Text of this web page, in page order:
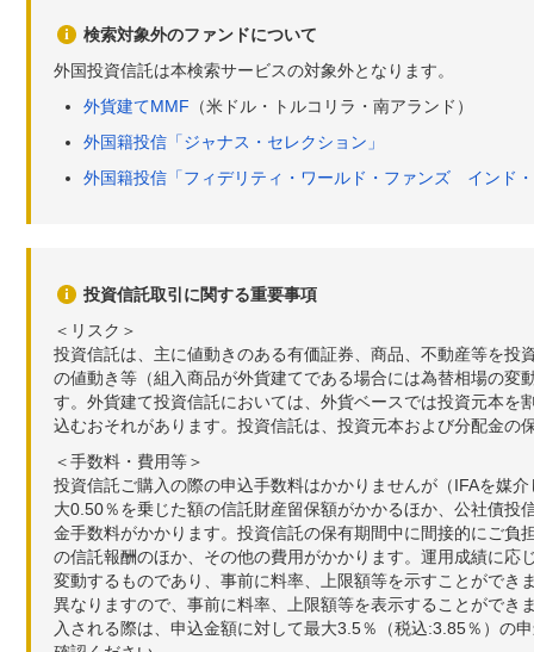
検索対象外のファンドについて
外国投資信託は本検索サービスの対象外となります。
外貨建てMMF （米ドル・トルコリラ・南アランド）
外国籍投信「ジャナス・セレクション」
外国籍投信「フィデリティ・ワールド・ファンズ インド
投資信託取引に関する重要事項
＜リスク＞
投資信託は、主に値動きのある有価証券、商品、不動産等を
の値動き等（組入商品が外貨建てである場合には為替相場の
す。外貨建て投資信託においては、外貨ベースでは投資元本
込むおそれがあります。投資信託は、投資元本および分配金の
＜手数料・費用等＞
投資信託ご購入の際の申込手数料はかかりませんが（IFAを媒
大0.50％を乗じた額の信託財産留保額がかかるほか、公社債
金手数料がかかります。投資信託の保有期間中に間接的にご
の信託報酬のほか、その他の費用がかかります。運用成績に
変動するものであり、事前に料率、上限額等を示すことがで
異なりますので、事前に料率、上限額等を表示することがで
入される際は、申込金額に対して最大3.5％（税込:3.85％）の